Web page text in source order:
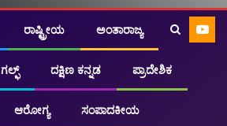
ರಾಷ್ಟ್ರೀಯ ಅಂತಾರಾಜ್ಯ
ಗಲ್ಫ್ ದಕ್ಷಿಣ ಕನ್ನಡ ಪ್ರಾದೇಶಿಕ
ಆರೋಗ್ಯ ಸಂಪಾದಕೀಯ